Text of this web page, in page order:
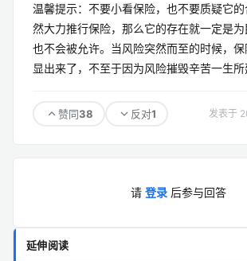
温馨提示：不要小看保险，也不要质疑它
然大力推行保险，那么它的存在就一定是
也不会被允许。当风险突然而至的时候，
显出来了，不至于因为风险摧毁辛苦一生所
赞同38 反对1 发表于
请 登录 后参与回答
延伸阅读